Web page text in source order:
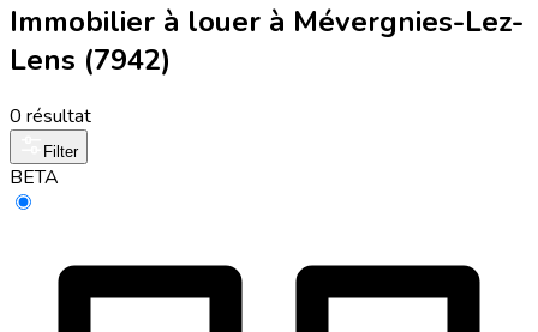
Immobilier à louer à Mévergnies-Lez-
Lens (7942)
0 résultat
Filter
BETA